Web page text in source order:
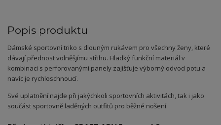
Popis produktu
Dámské sportovní triko s dlouným rukávem pro všechny ženy, které
dávají přednost volněšjímu střihu. Hladký funkční materiál v
kombinaci s perforovanými panely zajišťuje výborný odvod potu a
navíc je rychloschnoucí.
Své uplatnění najde při jakýchkoli sportovních aktivitách, tak i jako
součást sportovně laděných outfitů pro běžné nošení